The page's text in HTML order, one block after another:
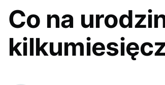
Co na